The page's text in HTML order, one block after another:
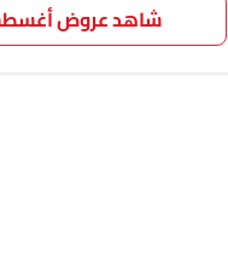
شاهد عروض